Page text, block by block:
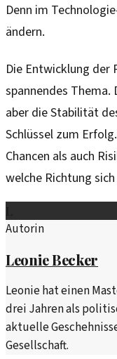
Denn im
ändern.
Die Entwicklung der
spannendes Thema.
aber die Stabilität
Schlüssel zum
Chancen als auch
welche Richtung
Autorin
Leonie Becker
Leonie hat einen
drei Jahren als
aktuelle
Gesellschaft.